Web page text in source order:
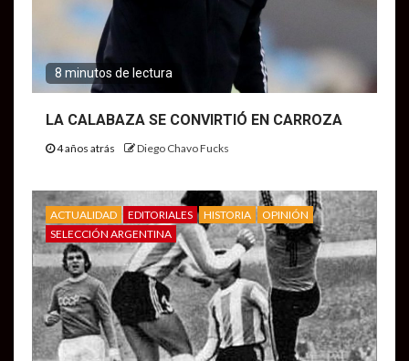
8 minutos de lectura
LA CALABAZA SE CONVIRTIÓ EN CARROZA
4 años atrás Diego Chavo Fucks
ACTUALIDAD EDITORIALES HISTORIA
OPINIÓN
SELECCIÓN ARGENTINA